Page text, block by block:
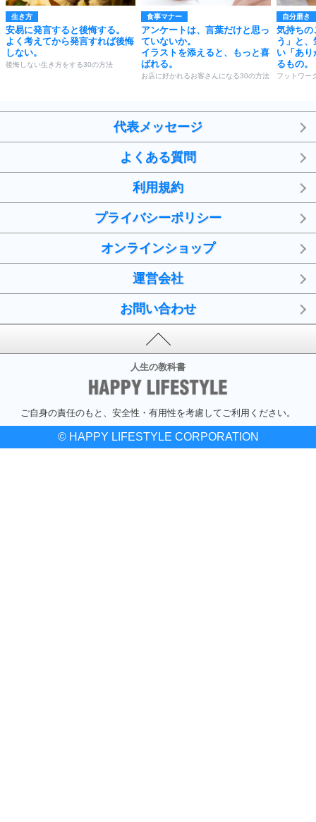
生き方
安易に発言すると後悔する。
よく考えてから発言すれば後悔
しない。
後悔しない生き方をする30の方法
食事マナー
アンケートは、言葉だけと思っ
ていないか。
イラストを添えると、もっと喜
ばれる。
お店に好かれるお客さんになる30の方法
自分磨き
気持ちの
う」と
い「あ
るもの。
フットワー
代表メッセージ
よくある質問
利用規約
プライバシーポリシー
オンラインショップ
運営会社
お問い合わせ
人生の教科書
ご自身の責任のもと、安全性・有用性を考慮してご利用ください。
© HAPPY LIFESTYLE CORPORATION